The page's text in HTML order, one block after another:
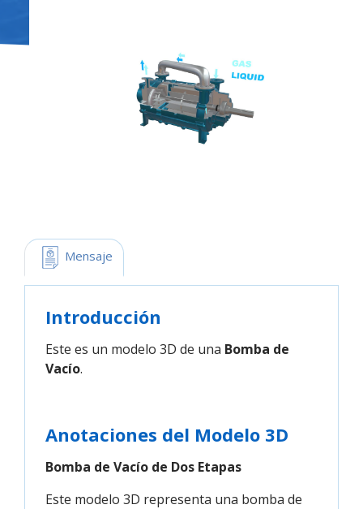
Mensaje
Introducción
Este es un modelo 3D de una Bomba de
Vacío.
Anotaciones del Modelo 3D
Bomba de Vacío de Dos Etapas
Este modelo 3D representa una bomba de